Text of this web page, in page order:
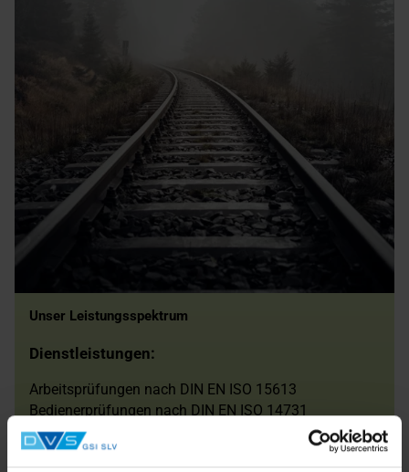
Unser Leistungsspektrum
Dienstleistungen:
Arbeitsprüfungen nach DIN EN ISO 15613
Bedienerprüfungen nach DIN EN ISO 14731
Beratung